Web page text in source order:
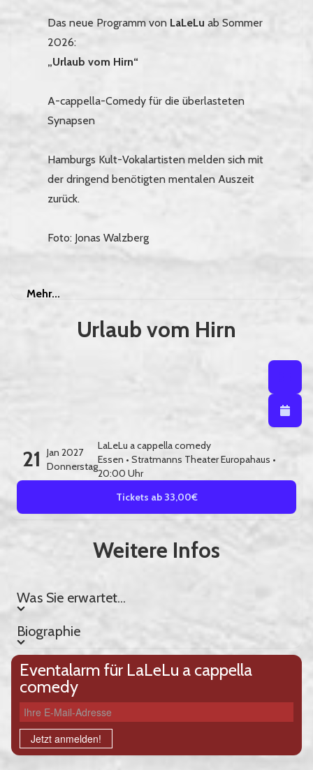
Das neue Programm von LaLeLu ab Sommer
2026:
„Urlaub vom Hirn“
A-cappella-Comedy für die überlasteten
Synapsen
Hamburgs Kult-Vokalartisten melden sich mit
der dringend benötigten mentalen Auszeit
zurück.
Foto: Jonas Walzberg
Mehr...
Urlaub vom Hirn
21
Jan 2027
Donnerstag
LaLeLu a cappella comedy
Essen • Stratmanns Theater Europahaus •
20:00 Uhr
Tickets ab 33,00€
Weitere Infos
Was Sie erwartet...
Biographie
Eventalarm für LaLeLu a cappella
comedy
Ihre E-Mail-Adresse
Jetzt anmelden!